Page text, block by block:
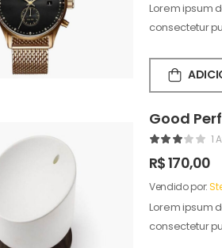
Lorem ipsum
consectetur
Good
1
R$170,00
Vendido por:
Lorem ipsum
consectetur